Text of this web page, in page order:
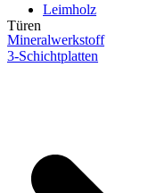
Leimholz
Mineralwerkstoff
3-Schichtplatten
Türen